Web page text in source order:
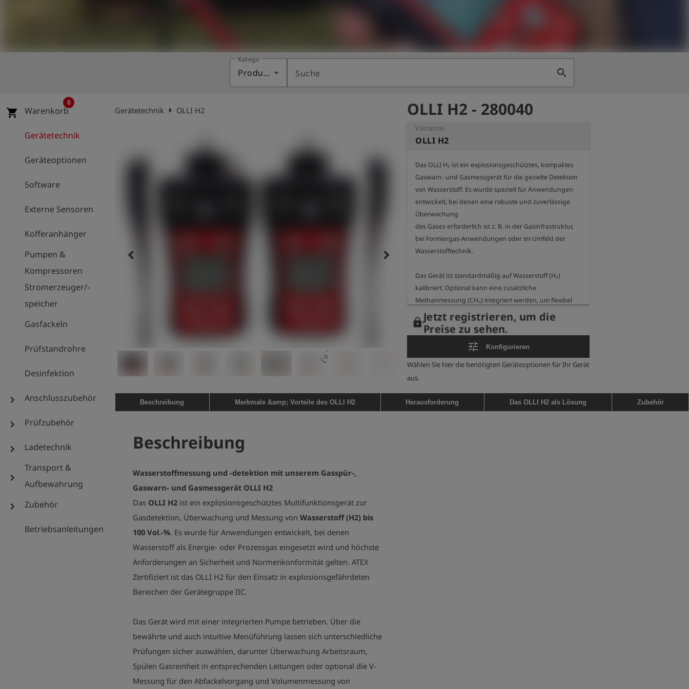
shieldRegistrierung
Kategorie
Produkte Suche search
shopping_cart Warenkorb
0
Gerätetechnik
Geräteoptionen
Software
Externe Sensoren
Kofferanhänger
Pumpen &
Kompressoren
Stromerzeuger/-
speicher
Gasfackeln
Prüfstandrohre
Desinfektion
chevron_right Anschlusszubehör
chevron_right Prüfzubehör
chevron_right Ladetechnik
chevron_right
Transport &
Aufbewahrung
chevron_right Zubehör
Betriebsanleitungen
Gerätetechnik arrow_right OLLI H2
3d_rotation
keyboard_arrow_left keyboard_arrow_right
OLLI H2 - 280040
Variante:
OLLI H2
Das OLLI H₂ ist ein explosionsgeschütztes, kompaktes
Gaswarn- und Gasmessgerät für die gezielte Detektion
von Wasserstoff. Es wurde speziell für Anwendungen
entwickelt, bei denen eine robuste und zuverlässige
Überwachung
des Gases erforderlich ist z. B. in der Gasinfrastruktur,
bei Formiergas-Anwendungen oder im Umfeld der
Wasserstofftechnik.
Das Gerät ist standardmäßig auf Wasserstoff (H₂)
kalibriert. Optional kann eine zusätzliche
Methanmessung (CH₄) integriert werden, um flexibel
auf unterschiedliche Einsatzanforderungen reagieren
zu können.
Das OLLI H₂ wird serienmäßig als Pumpenvariante
ausgeliefert und ist mit einem leistungsstarken Li-
Messungen an schwer
zugänglichen Stellen. Optional kann das Gerät
lockJetzt registrieren, um die
Preise zu sehen.
tune Konfigurieren
Wählen Sie hier die benötigten Geräteoptionen für Ihr Gerät
aus.
Beschreibung Merkmale &amp; Vorteile des OLLI H2 Herausforderung Das OLLI H2 als Lösung Zubehör
Beschreibung
Wasserstoffmessung und -detektion mit unserem Gasspür-,
Gaswarn- und Gasmessgerät OLLI H2
Das OLLI H2 ist ein explosionsgeschütztes Multifunktionsgerät zur
Gasdetektion, Überwachung und Messung von Wasserstoff (H2) bis
100 Vol.-%. Es wurde für Anwendungen entwickelt, bei denen
Wasserstoff als Energie- oder Prozessgas eingesetzt wird und höchste
Anforderungen an Sicherheit und Normenkonformität gelten. ATEX
Zertifiziert ist das OLLI H2 für den Einsatz in explosionsgefährdeten
Bereichen der Gerätegruppe IIC.
Das Gerät wird mit einer integrierten Pumpe betrieben. Über die
bewährte und auch intuitive Menüführung lassen sich unterschiedliche
Prüfungen sicher auswählen, darunter Überwachung Arbeitsraum,
Spülen Gasreinheit in entsprechenden Leitungen oder optional die V-
Messung für den Abfackelvorgang und Volumenmessung von